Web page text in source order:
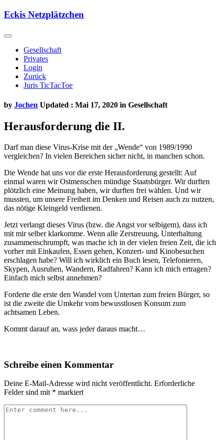
Skip
Eckis Netzplätzchen
Gesellschaft
Privates
Login
Zurück
Juris TicTacToe
by Jochen Updated : Mai 17, 2020 in Gesellschaft
Herausforderung die II.
Darf man diese Virus-Krise mit der „Wende“ von 1989/1990
vergleichen? In vielen Bereichen sicher nicht, in manchen schon.
Die Wende hat uns vor die erste Herausforderung gestellt: Auf
einmal waren wir Ostmenschen mündige Staatsbürger. Wir durften
plötzlich eine Meinung haben, wir durften frei wählen. Und wir
mussten, um unsere Freiheit im Denken und Reisen auch zu nutzen,
das nötige Kleingeld verdienen.
Jetzt verlangt dieses Virus (bzw. die Angst vor selbigem), dass ich
mit mir selber klarkomme. Wenn alle Zerstreuung, Unterhaltung
zusammenschrumpft, was mache ich in der vielen freien Zeit, die ich
vorher mit Einkaufen, Essen gehen, Konzert- und Kinobesuchen
erschlagen habe? Will ich wirklich ein Buch lesen, Telefonieren,
Skypen, Ausruhen, Wandern, Radfahren? Kann ich mich ertragen?
Einfach mich selbst annehmen?
Forderte die erste den Wandel vom Untertan zum freien Bürger, so
ist die zweite die Umkehr vom bewusstlosen Konsum zum
achtsamen Leben.
Kommt darauf an, wass jeder daraus macht…
Schreibe einen Kommentar
Deine E-Mail-Adresse wird nicht veröffentlicht. Erforderliche
Felder sind mit * markiert